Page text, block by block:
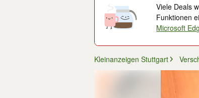
Viele Deals
Funktionen
Microsoft
Kleinanzeigen Stuttgart